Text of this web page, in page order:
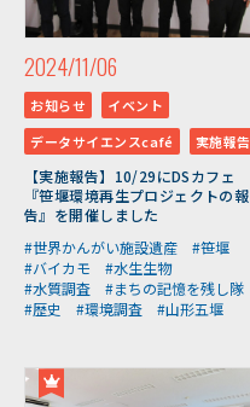
2024/11/06
お知らせ
イベント
データサイエンスcafé
実施報告
【実施報告】10/29にDSカフェ
『笹堰環境再生プロジェクトの報
告』を開催しました
#世界かんがい施設遺産
#笹堰
#バイカモ
#水生生物
#水質調査
#まちの記憶を残し隊
#歴史
#環境調査 #山形五堰